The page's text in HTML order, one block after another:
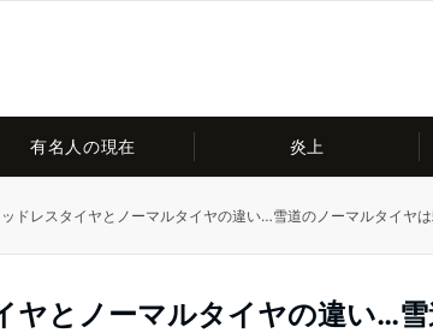
有名人の現在 炎上
ドレスタイヤとノーマルタイヤの違い…雪道のノーマルタイヤ
ヤとノーマルタイヤの違い…